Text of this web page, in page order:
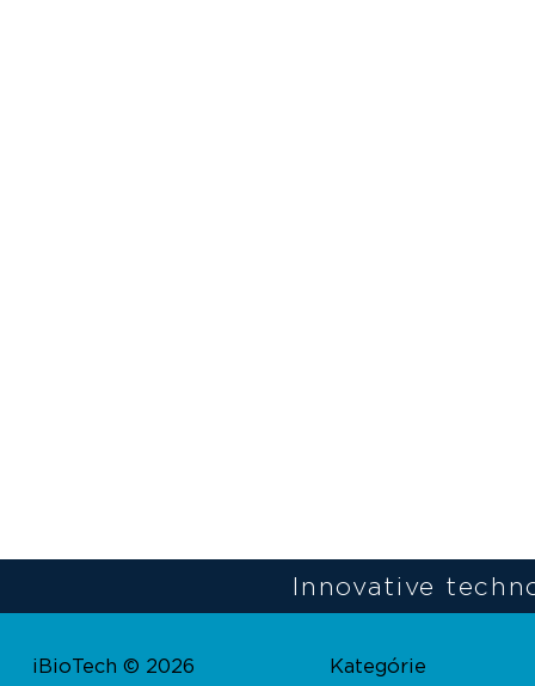
Innovative
iBioTech © 2026 Kategórie